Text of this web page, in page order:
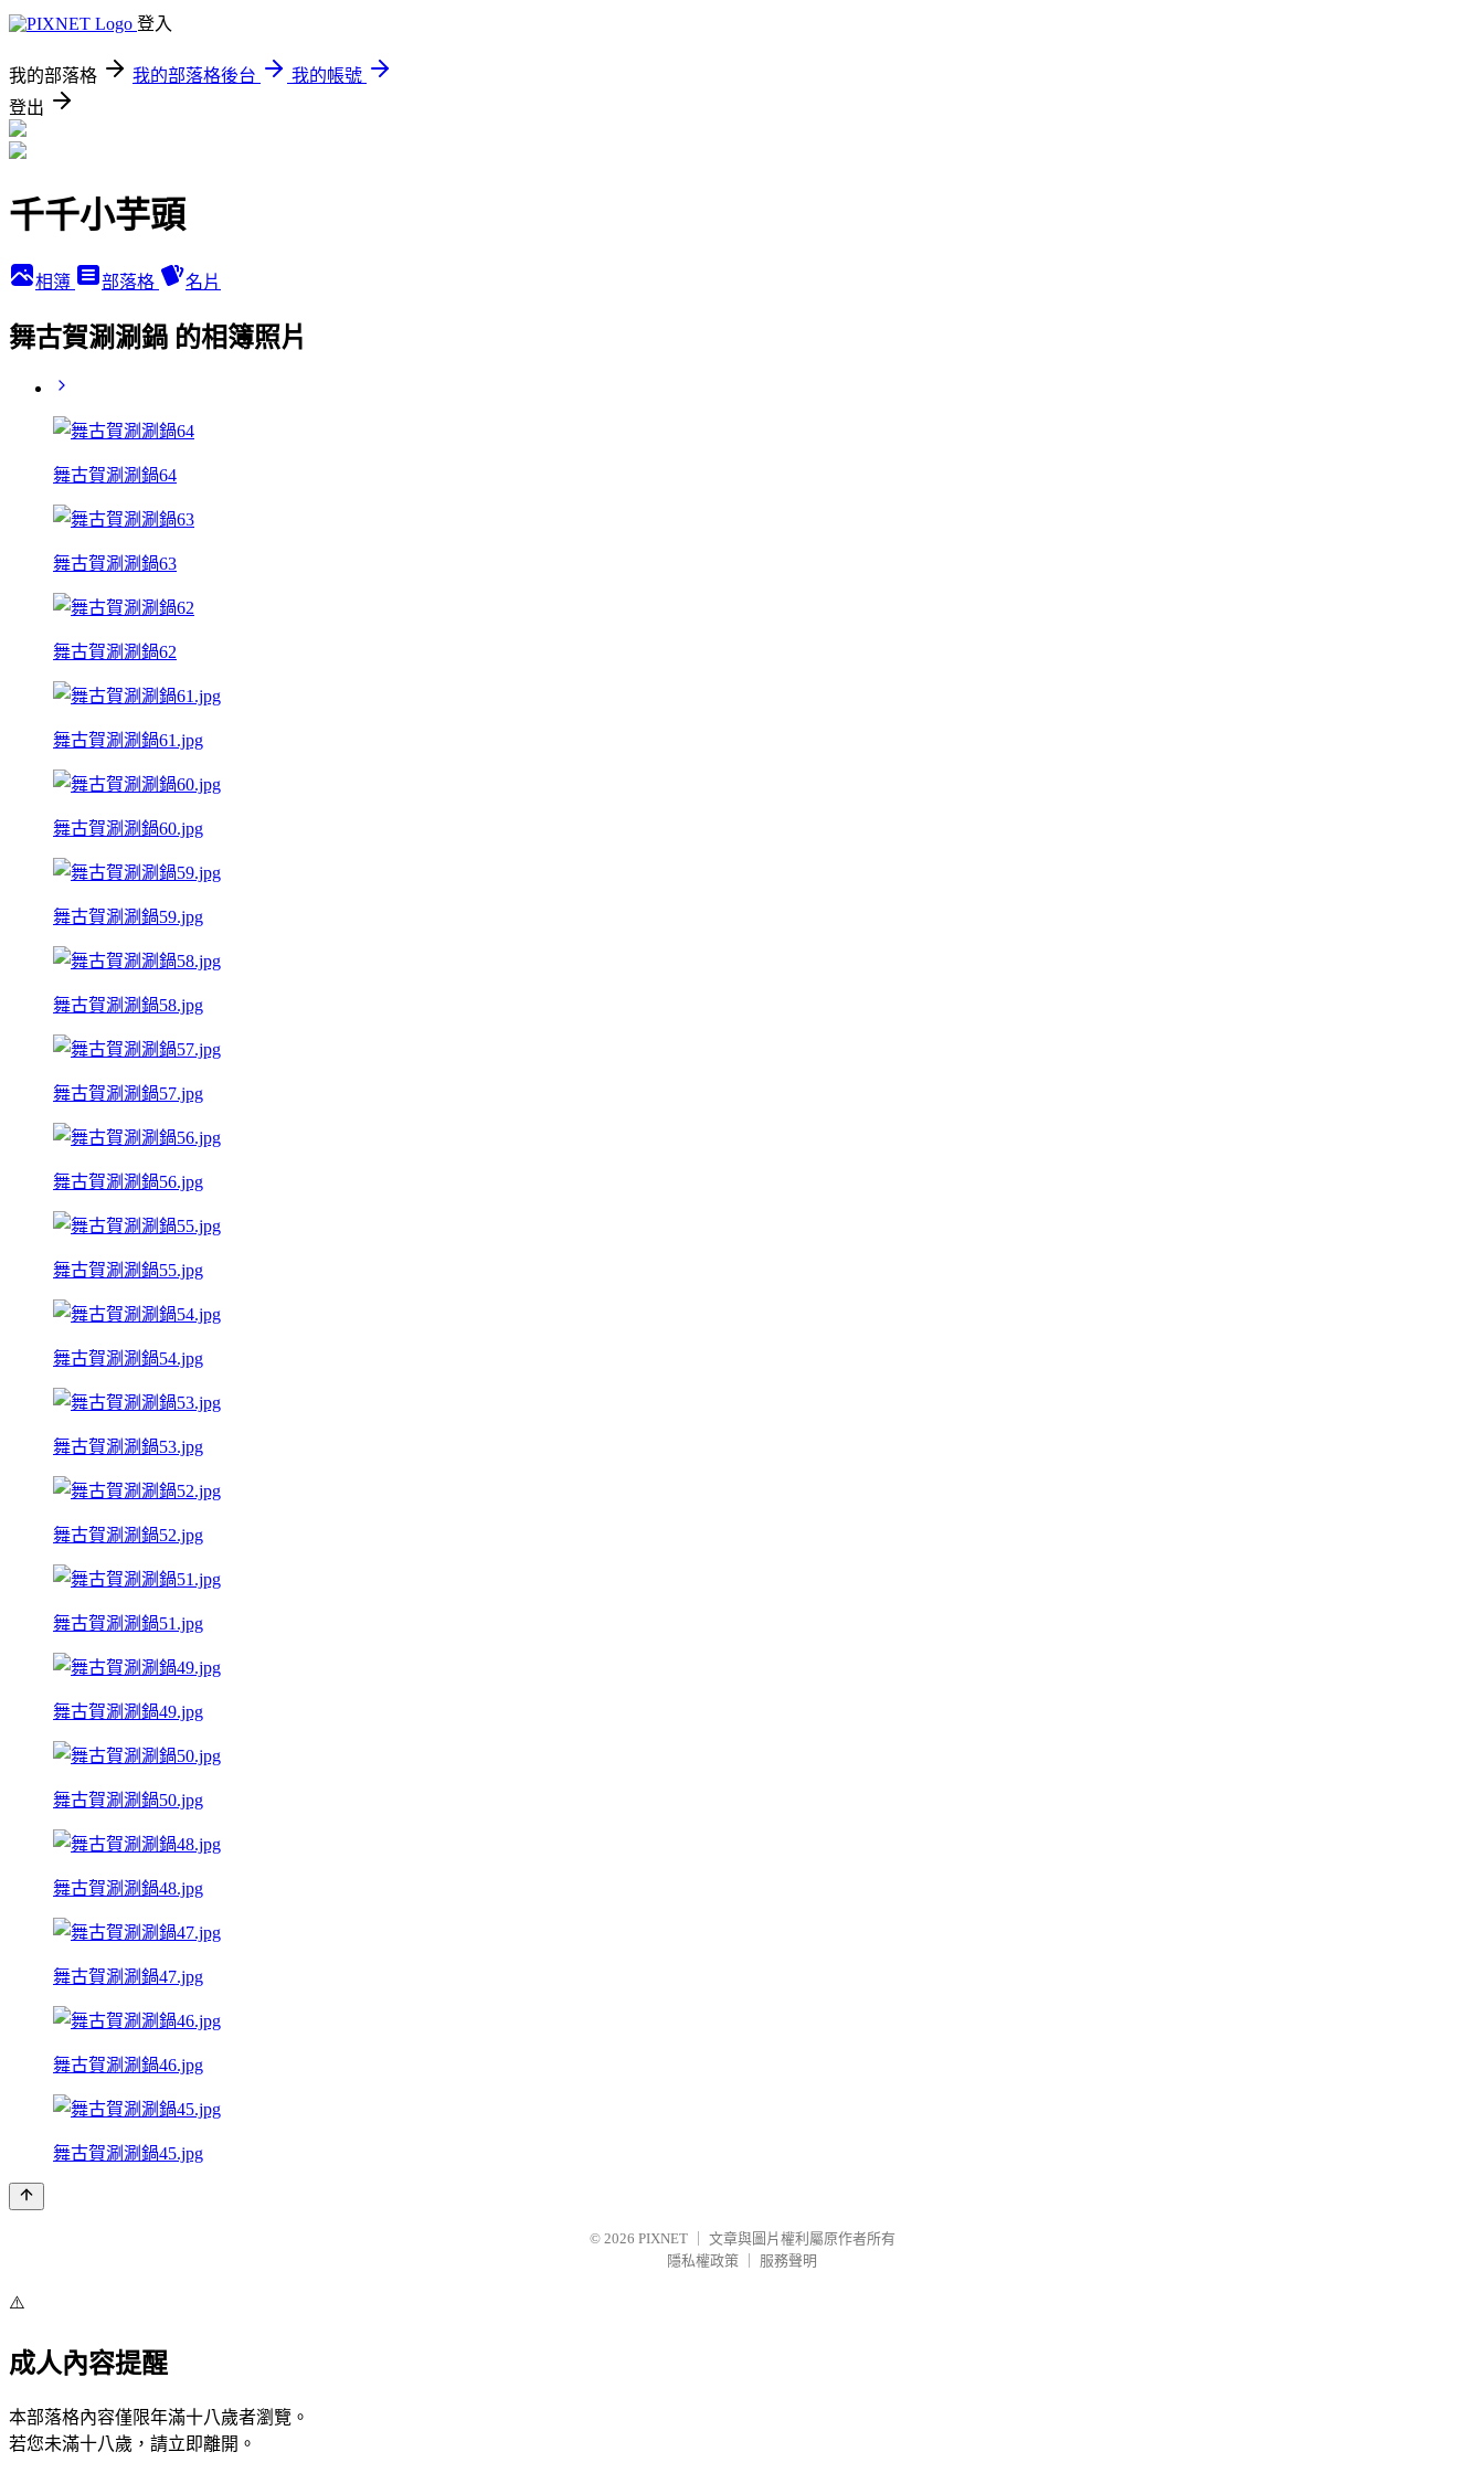
登入
我的部落格 我的部落格後台
我的帳號
登出
千千小芋頭
相簿 部落格 名片
舞古賀涮涮鍋 的相簿照片
舞古賀涮涮鍋64
舞古賀涮涮鍋63
舞古賀涮涮鍋62
舞古賀涮涮鍋61.jpg
舞古賀涮涮鍋60.jpg
舞古賀涮涮鍋59.jpg
舞古賀涮涮鍋58.jpg
舞古賀涮涮鍋57.jpg
舞古賀涮涮鍋56.jpg
舞古賀涮涮鍋55.jpg
舞古賀涮涮鍋54.jpg
舞古賀涮涮鍋53.jpg
舞古賀涮涮鍋52.jpg
舞古賀涮涮鍋51.jpg
舞古賀涮涮鍋49.jpg
舞古賀涮涮鍋50.jpg
舞古賀涮涮鍋48.jpg
舞古賀涮涮鍋47.jpg
舞古賀涮涮鍋46.jpg
舞古賀涮涮鍋45.jpg
© 2026 PIXNET
文章與圖片權利屬原作者所有
隱私權政策
服務聲明
⚠️
成人內容提醒
本部落格內容僅限年滿十八歲者瀏覽。
若您未滿十八歲，請立即離開。